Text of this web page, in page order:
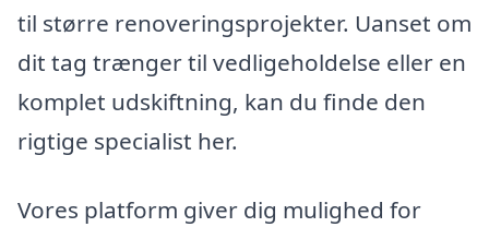
til større renoveringsprojekter. Uanset om
dit tag trænger til vedligeholdelse eller en
komplet udskiftning, kan du finde den
rigtige specialist her.
Vores platform giver dig mulighed for